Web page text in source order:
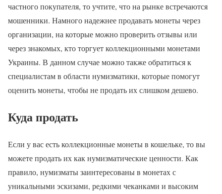
частного покупателя, то учтите, что на рынке встречаются
мошенники. Намного надежнее продавать монеты через
организации, на которые можно проверить отзывы или
через знакомых, кто торгует коллекционными монетами
Украины. В данном случае можно также обратиться к
специалистам в области нумизматики, которые помогут
оценить монеты, чтобы не продать их слишком дешево.
Куда продать
Если у вас есть коллекционные монеты в кошельке, то вы
можете продать их как нумизматические ценности. Как
правило, нумизматы заинтересованы в монетах с
уникальными эскизами, редкими чеканками и высоким